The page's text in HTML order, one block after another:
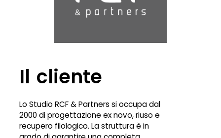
Il cliente
Lo Studio RCF & Partners si occupa dal
2000 di progettazione ex novo, riuso e
recupero filologico. La struttura è in